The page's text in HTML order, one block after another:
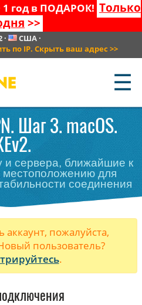
1 год в ПОДАРОК! Только
>>
· США·
по IP. Скрыть ваш адрес >>
☰
Шаг 3. macOS.
сервера, ближайшие к
для
соединения
аккаунт, пожалуйста,
пользователь?
.